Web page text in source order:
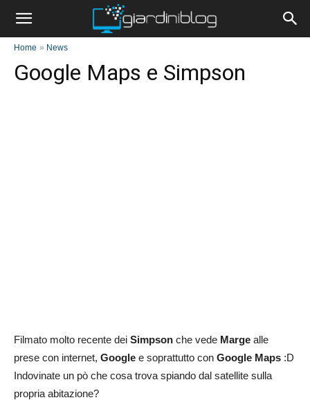
Home » News
Google Maps e Simpson
Filmato molto recente dei Simpson che vede Marge alle
prese con internet, Google e soprattutto con Google Maps :D
Indovinate un pò che cosa trova spiando dal satellite sulla
propria abitazione?